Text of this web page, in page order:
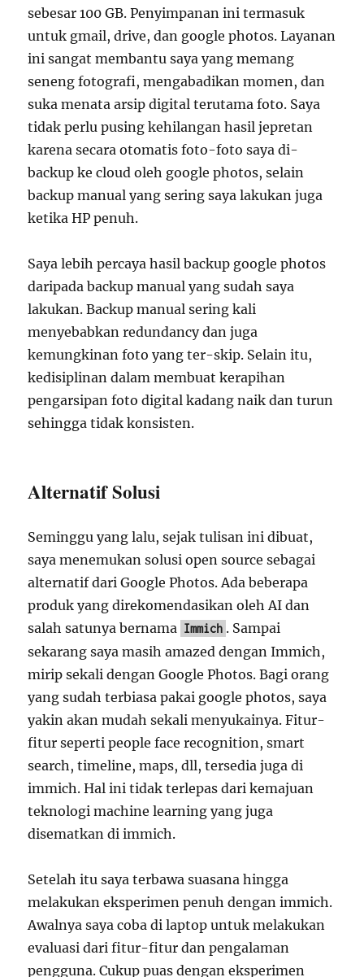
sebesar 100 GB. Penyimpanan ini termasuk
untuk gmail, drive, dan google photos. Layanan
ini sangat membantu saya yang memang
seneng fotografi, mengabadikan momen, dan
suka menata arsip digital terutama foto. Saya
tidak perlu pusing kehilangan hasil jepretan
karena secara otomatis foto-foto saya di-
backup ke cloud oleh google photos, selain
backup manual yang sering saya lakukan juga
ketika HP penuh.
Saya lebih percaya hasil backup google photos
daripada backup manual yang sudah saya
lakukan. Backup manual sering kali
menyebabkan redundancy dan juga
kemungkinan foto yang ter-skip. Selain itu,
kedisiplinan dalam membuat kerapihan
pengarsipan foto digital kadang naik dan turun
sehingga tidak konsisten.
Alternatif Solusi
Seminggu yang lalu, sejak tulisan ini dibuat,
saya menemukan solusi open source sebagai
alternatif dari Google Photos. Ada beberapa
produk yang direkomendasikan oleh AI dan
salah satunya bernama Immich . Sampai
sekarang saya masih amazed dengan Immich,
mirip sekali dengan Google Photos. Bagi orang
yang sudah terbiasa pakai google photos, saya
yakin akan mudah sekali menyukainya. Fitur-
fitur seperti people face recognition, smart
search, timeline, maps, dll, tersedia juga di
immich. Hal ini tidak terlepas dari kemajuan
teknologi machine learning yang juga
disematkan di immich.
Setelah itu saya terbawa suasana hingga
melakukan eksperimen penuh dengan immich.
Awalnya saya coba di laptop untuk melakukan
evaluasi dari fitur-fitur dan pengalaman
pengguna. Cukup puas dengan eksperimen